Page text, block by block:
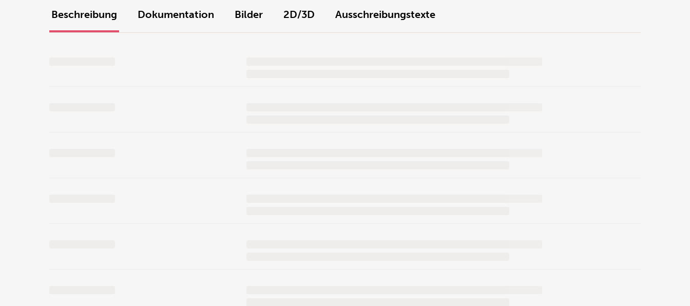
Beschreibung Dokumentation Bilder 2D/3D Ausschreibungstexte